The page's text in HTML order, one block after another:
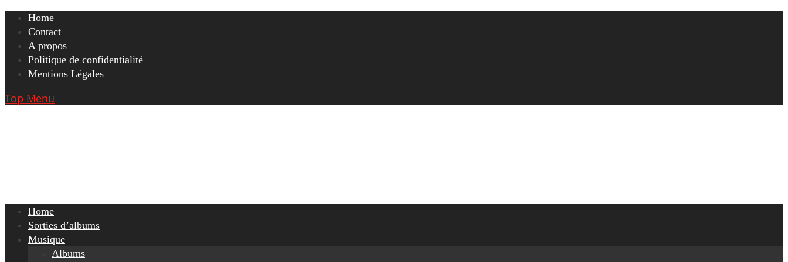
Skip
content
Home
Contact
A propos
Politique de confidentialité
Mentions Légales
Top Menu
Home
Sorties d’albums
Musique
Albums